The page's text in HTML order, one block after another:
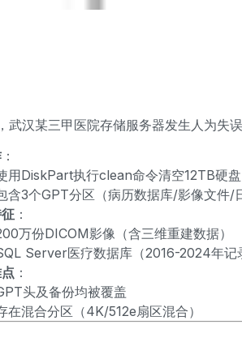
武汉某三甲医院存储服务器发生人为失误
：
用DiskPart执行clean命令清空12TB硬盘
含3个GPT分区（病历数据库/影像文件/
：
万份DICOM影像（含三维重建数据）
Server医疗数据库（2016-2024年记
：
头及备份均被覆盖
在混合分区（4K/512e扇区混合）